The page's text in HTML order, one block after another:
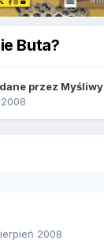
Buta?
przez Myśliwy
2008